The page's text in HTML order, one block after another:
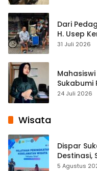
Dari
H. Usep
Cisaat
31 Juli 2026
Sukabumi
24 Juli 2026
Wisata
Dispar
Destinasi,
hingga
5 Agustus